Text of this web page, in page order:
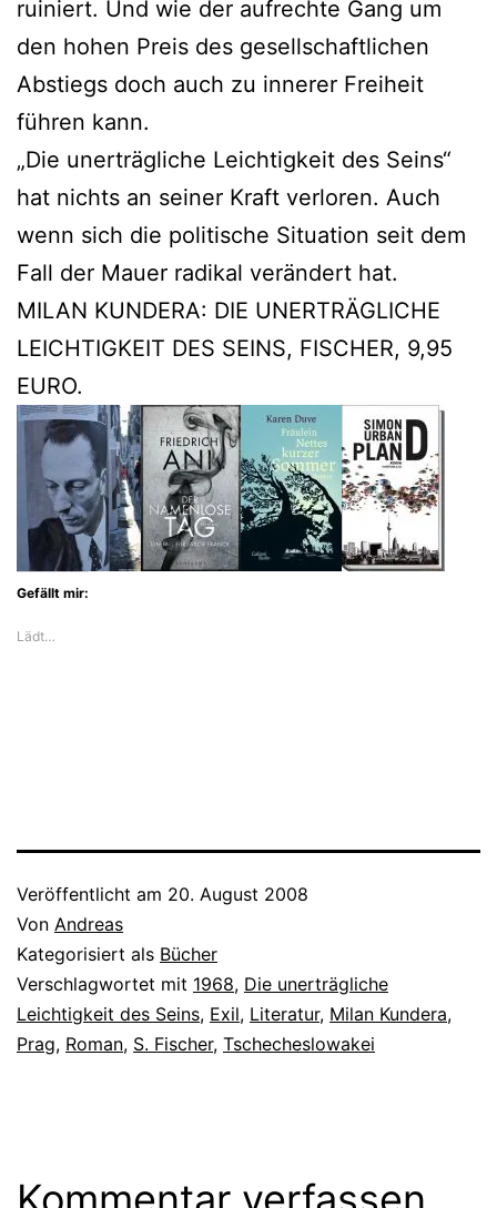
ruiniert. Und wie der aufrechte Gang um
den hohen Preis des gesellschaftlichen
Abstiegs doch auch zu innerer Freiheit
führen kann.
„Die unerträgliche Leichtigkeit des Seins“
hat nichts an seiner Kraft verloren. Auch
wenn sich die politische Situation seit dem
Fall der Mauer radikal verändert hat.
MILAN KUNDERA: DIE UNERTRÄGLICHE
LEICHTIGKEIT DES SEINS, FISCHER, 9,95
EURO.
Gefällt mir:
Lädt…
Veröffentlicht am 20. August 2008
Von Andreas
Kategorisiert als Bücher
Verschlagwortet mit 1968, Die unerträgliche
Leichtigkeit des Seins, Exil, Literatur, Milan Kundera,
Prag, Roman, S. Fischer, Tschecheslowakei